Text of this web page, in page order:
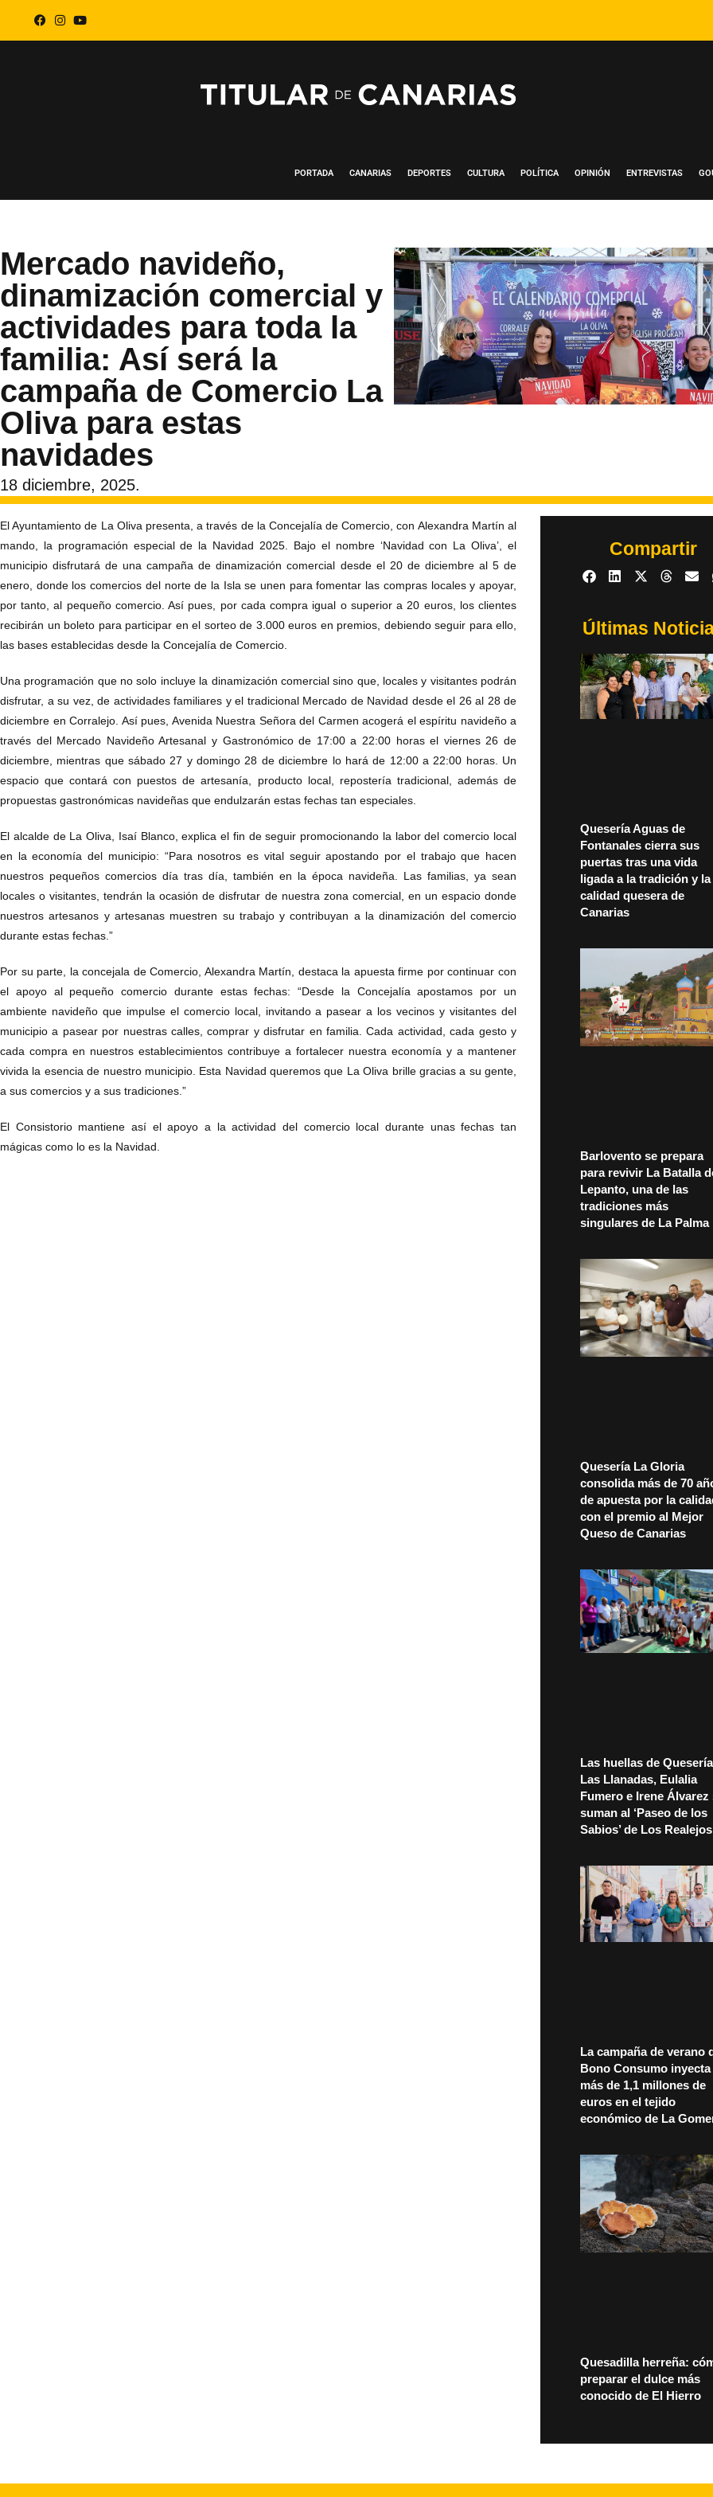
PORTADA CANARIAS DEPORTES CULTURA POLÍTICA OPINIÓN ENTREVISTAS
Mercado navideño,
dinamización comercial y
actividades para toda la
familia: Así será la
campaña de Comercio La
Oliva para estas
navidades
18 diciembre, 2025.
El Ayuntamiento de La Oliva presenta, a través de la Concejalía de Comercio, con Alexandra Martín al
mando, la programación especial de la Navidad 2025. Bajo el nombre ‘Navidad con La Oliva’, el
municipio disfrutará de una campaña de dinamización comercial desde el 20 de diciembre al 5 de
enero, donde los comercios del norte de la Isla se unen para fomentar las compras locales y apoyar,
por tanto, al pequeño comercio. Así pues, por cada compra igual o superior a 20 euros, los clientes
recibirán un boleto para participar en el sorteo de 3.000 euros en premios, debiendo seguir para ello,
las bases establecidas desde la Concejalía de Comercio.
Una programación que no solo incluye la dinamización comercial sino que, locales y visitantes podrán
disfrutar, a su vez, de actividades familiares y el tradicional Mercado de Navidad desde el 26 al 28 de
diciembre en Corralejo. Así pues, Avenida Nuestra Señora del Carmen acogerá el espíritu navideño a
través del Mercado Navideño Artesanal y Gastronómico de 17:00 a 22:00 horas el viernes 26 de
diciembre, mientras que sábado 27 y domingo 28 de diciembre lo hará de 12:00 a 22:00 horas. Un
espacio que contará con puestos de artesanía, producto local, repostería tradicional, además de
propuestas gastronómicas navideñas que endulzarán estas fechas tan especiales.
El alcalde de La Oliva, Isaí Blanco, explica el fin de seguir promocionando la labor del comercio local
en la economía del municipio: “Para nosotros es vital seguir apostando por el trabajo que hacen
nuestros pequeños comercios día tras día, también en la época navideña. Las familias, ya sean
locales o visitantes, tendrán la ocasión de disfrutar de nuestra zona comercial, en un espacio donde
nuestros artesanos y artesanas muestren su trabajo y contribuyan a la dinamización del comercio
durante estas fechas.”
Por su parte, la concejala de Comercio, Alexandra Martín, destaca la apuesta firme por continuar con
el apoyo al pequeño comercio durante estas fechas: “Desde la Concejalía apostamos por un
ambiente navideño que impulse el comercio local, invitando a pasear a los vecinos y visitantes del
municipio a pasear por nuestras calles, comprar y disfrutar en familia. Cada actividad, cada gesto y
cada compra en nuestros establecimientos contribuye a fortalecer nuestra economía y a mantener
vivida la esencia de nuestro municipio. Esta Navidad queremos que La Oliva brille gracias a su gente,
a sus comercios y a sus tradiciones.”
El Consistorio mantiene así el apoyo a la actividad del comercio local durante unas fechas tan
mágicas como lo es la Navidad.
Compartir
Últimas
Quesería Aguas de
Fontanales cierra sus
puertas tras una vida
ligada a la tradición y la
calidad quesera de
Canarias
Barlovento se prepara
para revivir La Batalla
Lepanto, una de las
tradiciones más
singulares de La Palma
Quesería La Gloria
consolida más de 70
de apuesta por la
con el premio al Mejor
Queso de Canarias
Las huellas de Quesería
Las Llanadas, Eulalia
Fumero e Irene Álvarez
suman al ‘Paseo de los
Sabios’ de Los Realejos
La campaña de verano
Bono Consumo inyecta
más de 1,1 millones de
euros en el tejido
económico de La
Quesadilla herreña:
preparar el dulce más
conocido de El Hierro